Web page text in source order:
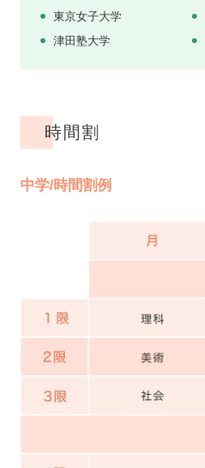
東京女子大学
津田塾大学
時間割
中学/時間割例